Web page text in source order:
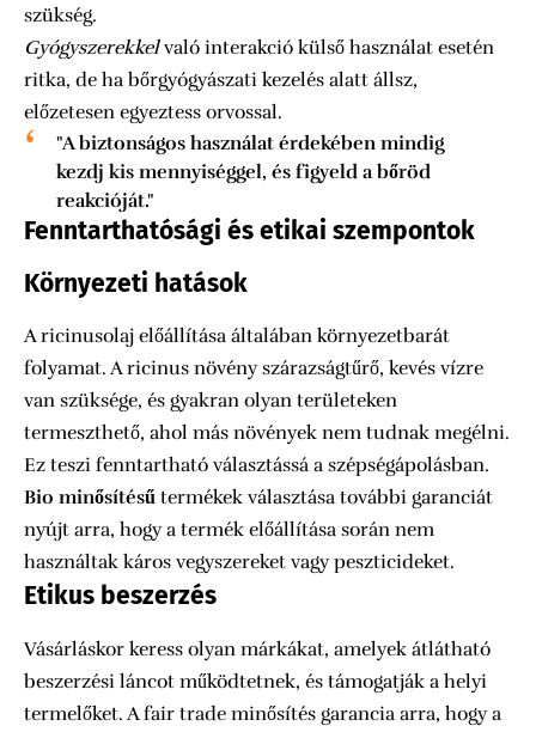
szükség.
Gyógyszerekkelvaló interakció külső használat esetén
ritka, de ha bőrgyógyászati kezelés alatt állsz,
előzetesen egyeztess orvossal.
"A biztonságos használat érdekében mindig
kezdj kis mennyiséggel, és figyeld a bőröd
reakcióját."
Fenntarthatósági és etikai szempontok
Környezeti hatások
A ricinusolaj előállítása általában környezetbarát
folyamat. A ricinus növény szárazságtűrő, kevés vízre
van szüksége, és gyakran olyan területeken
termeszthető, ahol más növények nem tudnak megélni.
Ez teszi fenntartható választássá a szépségápolásban.
Bio minősítésű termékek választása további garanciát
nyújt arra, hogy a termék előállítása során nem
használtak káros vegyszereket vagy peszticideket.
Etikus beszerzés
Vásárláskor keress olyan márkákat, amelyek átlátható
beszerzési láncot működtetnek, és támogatják a helyi
termelőket. A fair trade minősítés garancia arra, hogy a